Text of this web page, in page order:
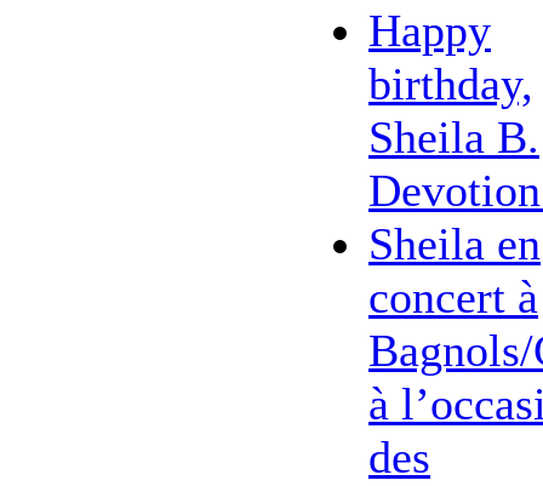
Happy
birthday,
Sheila B.
Sheila en
concert à
Bagnols/
à
des